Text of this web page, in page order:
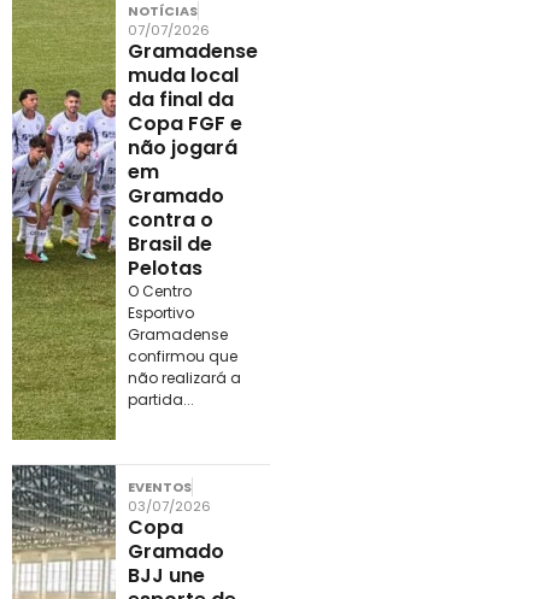
NOTÍCIAS
07/07/2026
Gramadense
muda local
da final da
Copa FGF e
não jogará
em
Gramado
contra o
Brasil de
Pelotas
O Centro
Esportivo
Gramadense
confirmou que
não realizará a
partida...
EVENTOS
03/07/2026
Copa
Gramado
BJJ une